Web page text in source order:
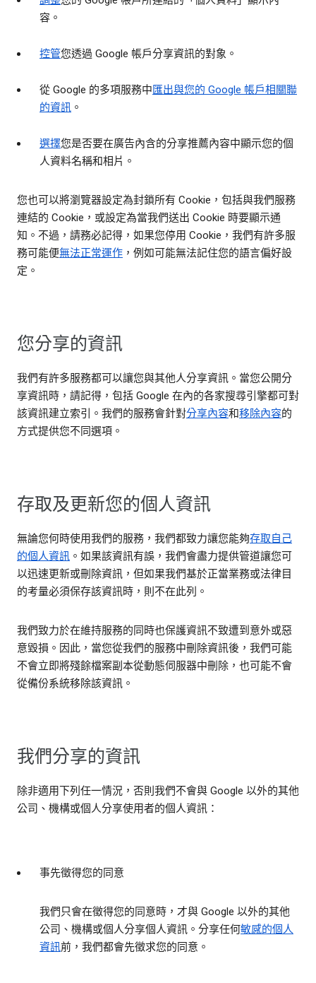
容。
控管您透過 Google 帳戶分享資訊的對象。
從 Google 的多項服務中匯出與您的 Google 帳戶相關聯
的資訊 。
選擇您是否要在廣告內含的分享推薦內容中顯示您的個
人資料名稱和相片。
您也可以將瀏覽器設定為封鎖所有 Cookie，包括與我們服務
連結的 Cookie，或設定為當我們送出 Cookie 時要顯示通
知。不過，請務必記得，如果您停用 Cookie，我們有許多服
務可能便無法正常運作 ，例如可能無法記住您的語言偏好設
定。
您分享的資訊
我們有許多服務都可以讓您與其他人分享資訊。當您公開分
享資訊時，請記得，包括 Google 在內的各家搜尋引擎都可對
該資訊建立索引。我們的服務會針對分享內容和移除內容的
方式提供您不同選項。
存取及更新您的個人資訊
無論您何時使用我們的服務，我們都致力讓您能夠存取自己
的個人資訊 。如果該資訊有誤，我們會盡力提供管道讓您可
以迅速更新或刪除資訊，但如果我們基於正當業務或法律目
的考量必須保存該資訊時，則不在此列。
我們致力於在維持服務的同時也保護資訊不致遭到意外或惡
意毀損。因此，當您從我們的服務中刪除資訊後，我們可能
不會立即將殘餘檔案副本從動態伺服器中刪除，也可能不會
從備份系統移除該資訊。
我們分享的資訊
除非適用下列任一情況，否則我們不會與 Google 以外的其他
公司、機構或個人分享使用者的個人資訊：
事先徵得您的同意
我們只會在徵得您的同意時，才與 Google 以外的其他
公司、機構或個人分享個人資訊。分享任何敏感的個人
資訊前，我們都會先徵求您的同意。